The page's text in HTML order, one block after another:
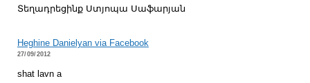
Տեղադրեցինք Ստյոպա Սաֆարյան
Heghine Danielyan via Facebook
27/09/2012
shat lavn a